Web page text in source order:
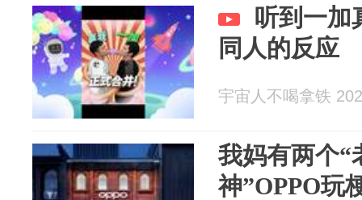
听到一加
同人的反应
宇宙人不喝拿铁
我妈有两个“
神”OPPO玩